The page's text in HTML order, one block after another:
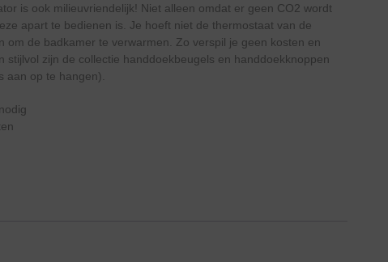
is ook milieuvriendelijk! Niet alleen omdat er geen CO2 wordt
apart te bedienen is. Je hoeft niet de thermostaat van de
om de badkamer te verwarmen. Zo verspil je geen kosten en
stijlvol zijn de collectie handdoekbeugels en handdoekknoppen
aan op te hangen).